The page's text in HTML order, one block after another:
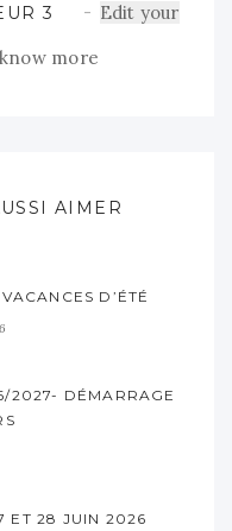
3
Edit your
more
AIMER
D’ÉTÉ
2027- DÉMARRAGE
ET 28 JUIN 2026